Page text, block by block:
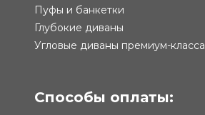
Пуфы и банкетки
Глубокие диваны
Угловые диваны премиум-класса
Способы оплаты: